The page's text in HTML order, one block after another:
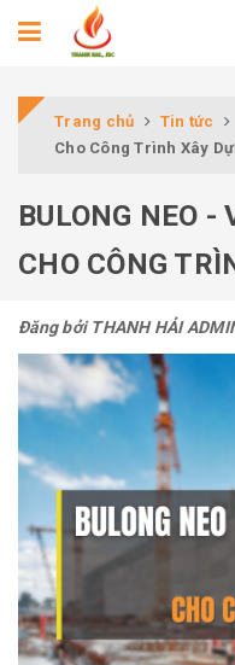
Trang chủ Tin tức
Cho Công Trình Xây
BULONG NEO -
CHO CÔNG
Đăng bởiTHANH HẢI